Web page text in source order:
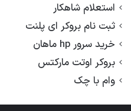
استعلام شاهکار
ثبت نام بروکر ای پلنت
خرید سرور hp ماهان
بروکر اوتت مارکتس
وام با چک